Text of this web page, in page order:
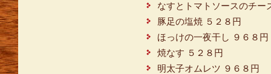
なすとトマトソースのチー
豚足の塩焼 ５２８円
ほっけの一夜干し ９６８円
焼なす ５２８円
明太子オムレツ ９６８円